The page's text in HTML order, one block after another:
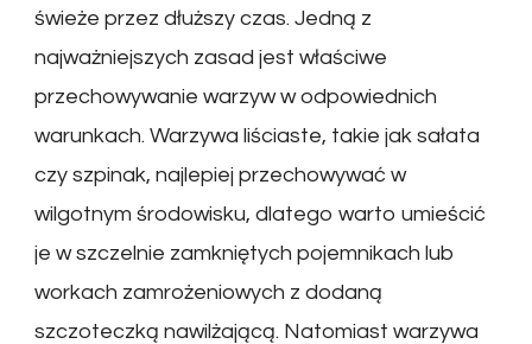
świeże przez dłuższy czas. Jedną z
najważniejszych zasad jest właściwe
przechowywanie warzyw w odpowiednich
warunkach. Warzywa liściaste, takie jak sałata
czy szpinak, najlepiej przechowywać w
wilgotnym środowisku, dlatego warto umieścić
je w szczelnie zamkniętych pojemnikach lub
workach zamrożeniowych z dodaną
szczoteczką nawilżającą. Natomiast warzywa